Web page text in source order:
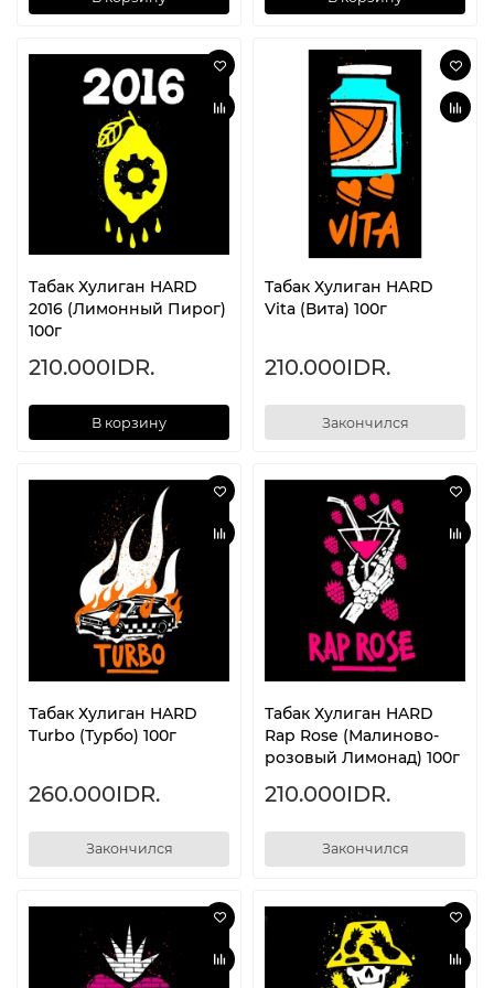
Табак Хулиган HARD
2016 (Лимонный Пирог)
100г
210.000IDR.
В корзину
Табак Хулиган HARD
Vita (Вита) 100г
210.000IDR.
Закончился
Табак Хулиган HARD
Turbo (Турбо) 100г
260.000IDR.
Закончился
Табак Хулиган HARD
Rap Rose (Малиново-
розовый Лимонад) 100г
210.000IDR.
Закончился